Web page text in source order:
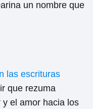
un nombre que
las escrituras
que rezuma
el amor hacia los